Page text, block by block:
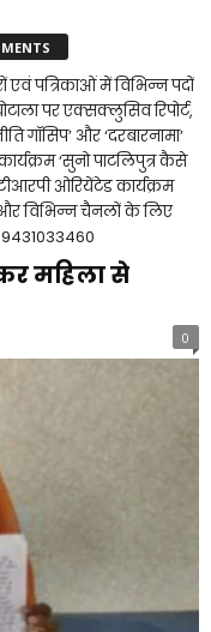
एवं पत्रिकाओं में विभिन्न पदों
पर एक्सक्लुसिव रिपोर्ट,
गॉसिप’ और ‘दरबारनामा’
‘सुनो पाटलिपुत्र कैसे
ओरियेंटेड कार्यक्रम
और विभिन्न चैनलों के लिए
महिला से
0